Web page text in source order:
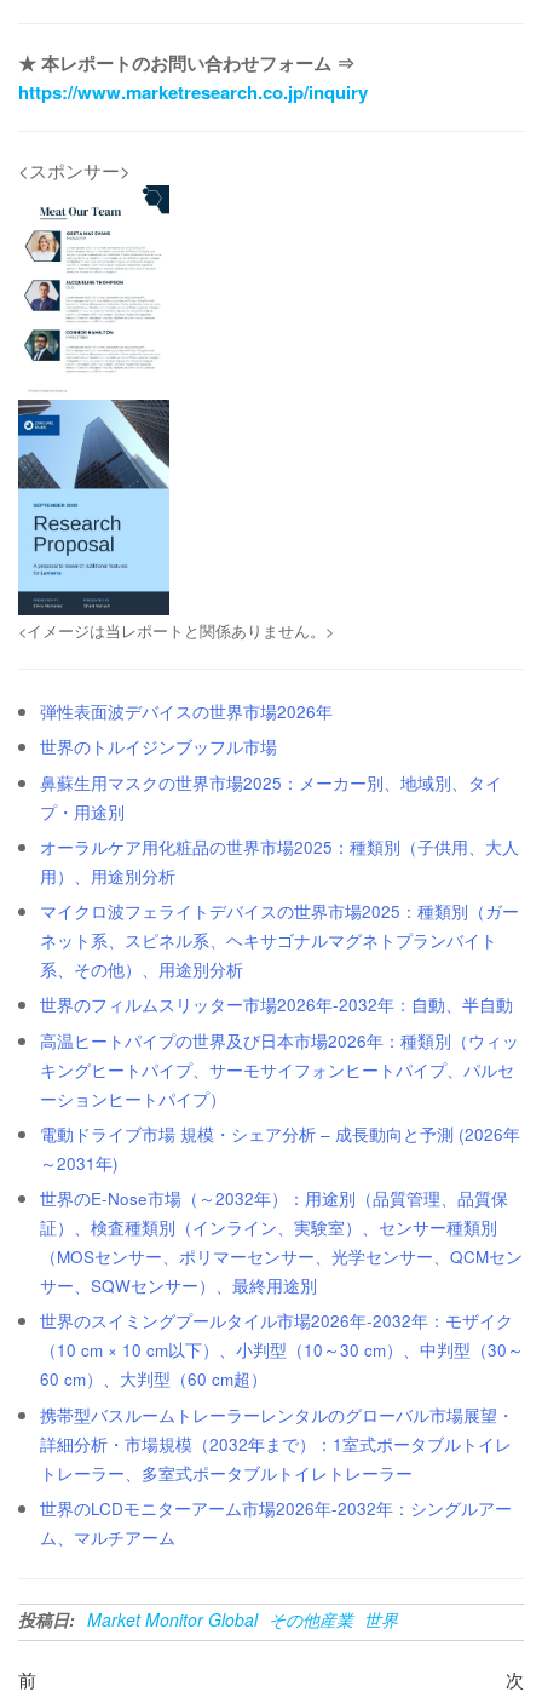
★ 本レポートのお問い合わせフォーム ⇒
https://www.marketresearch.co.jp/inquiry
<スポンサー>
<イメージは当レポートと関係ありません。>
弾性表面波デバイスの世界市場2026年
世界のトルイジンブッフル市場
鼻蘇生用マスクの世界市場2025：メーカー別、地域別、タイ
プ・用途別
オーラルケア用化粧品の世界市場2025：種類別（子供用、大人
用）、用途別分析
マイクロ波フェライトデバイスの世界市場2025：種類別（ガー
ネット系、スピネル系、ヘキサゴナルマグネトプランバイト
系、その他）、用途別分析
世界のフィルムスリッター市場2026年-2032年：自動、半自動
高温ヒートパイプの世界及び日本市場2026年：種類別（ウィッ
キングヒートパイプ、サーモサイフォンヒートパイプ、パルセ
ーションヒートパイプ）
電動ドライブ市場 規模・シェア分析 – 成長動向と予測 (2026年
～2031年)
世界のE-Nose市場（～2032年）：用途別（品質管理、品質保
証）、検査種類別（インライン、実験室）、センサー種類別
（MOSセンサー、ポリマーセンサー、光学センサー、QCMセン
サー、SQWセンサー）、最終用途別
世界のスイミングプールタイル市場2026年-2032年：モザイク
（10 cm × 10 cm以下）、小判型（10～30 cm）、中判型（30～
60 cm）、大判型（60 cm超）
携帯型バスルームトレーラーレンタルのグローバル市場展望・
詳細分析・市場規模（2032年まで）：1室式ポータブルトイレ
トレーラー、多室式ポータブルトイレトレーラー
世界のLCDモニターアーム市場2026年-2032年：シングルアー
ム、マルチアーム
投稿日: Market Monitor Global その他産業 世界
過
前 次